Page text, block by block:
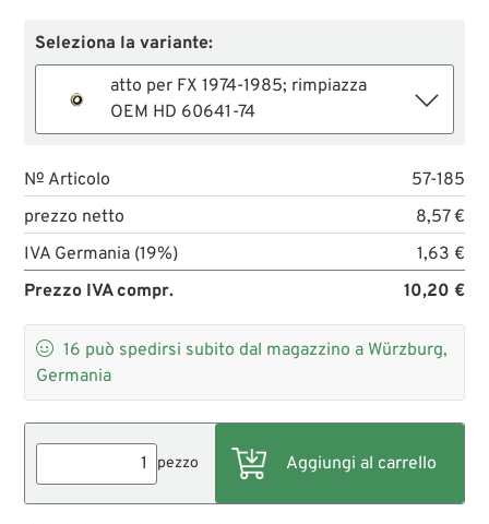
Seleziona la variante:
atto per FX 1974-1985; rimpiazza
OEM HD 60641-74
№ Articolo
57-185
prezzo netto
8,57 €
IVA Germania (19%)
1,63 €
Prezzo IVA compr.
10,20 €
 16 può spedirsi subito dal magazzino a Würzburg,
Germania
pezzo